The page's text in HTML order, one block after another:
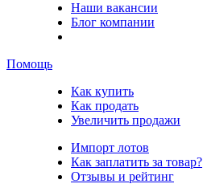
Наши вакансии
Блог компании
Помощь
Как купить
Как продать
Увеличить продажи
Импорт лотов
Как заплатить за товар?
Отзывы и рейтинг